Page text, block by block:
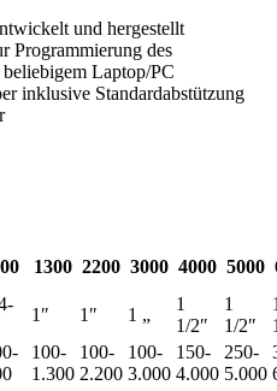
und hergestellt
Programmierung des
Laptop/PC
inklusive Standardabstützung
1300 2200 3000 4000 5000
1″ 1″ 1 „
1
1/2″
1
1/2″
100-
1.300
100-
2.200
100-
3.000
150-
4.000
250-
5.000